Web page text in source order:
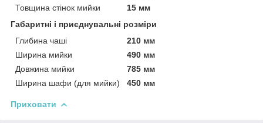
Товщина стінок мийки
15 мм
Габаритні і приєднувальні розміри
Глибина чаші
210 мм
Ширина мийки
490 мм
Довжина мийки
785 мм
Ширина шафи (для мийки)
450 мм
Приховати